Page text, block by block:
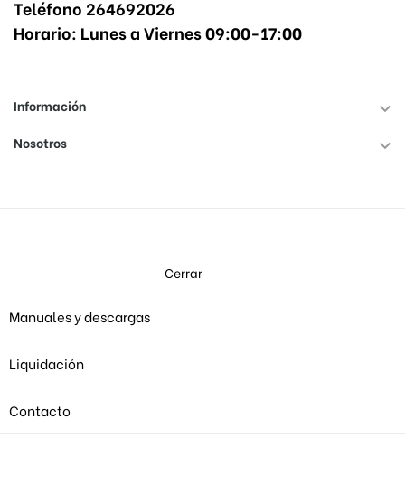
Teléfono 264692026
Horario: Lunes a Viernes 09:00-17:00
Información 
Nosotros 
Cerrar
Manuales y descargas
Liquidación
Contacto